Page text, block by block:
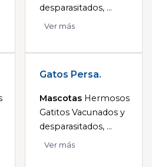
desparasitados, ...
Ver más
Gatos Persa.
Mascotas Hermosos
Gatitos Vacunados y
desparasitados, ...
Ver más